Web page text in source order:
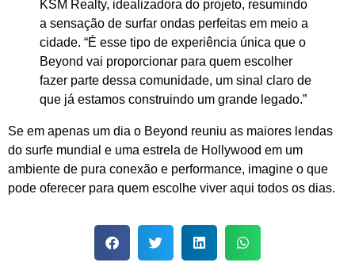
KSM Realty, idealizadora do projeto, resumindo
a sensação de surfar ondas perfeitas em meio a
cidade. “É esse tipo de experiência única que o
Beyond vai proporcionar para quem escolher
fazer parte dessa comunidade, um sinal claro de
que já estamos construindo um grande legado.”
Se em apenas um dia o Beyond reuniu as maiores lendas
do surfe mundial e uma estrela de Hollywood em um
ambiente de pura conexão e performance, imagine o que
pode oferecer para quem escolhe viver aqui todos os dias.